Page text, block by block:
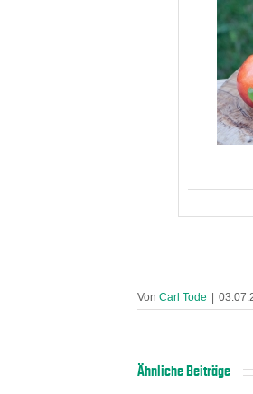
Von Carl Tode |
Ähnliche Beiträge